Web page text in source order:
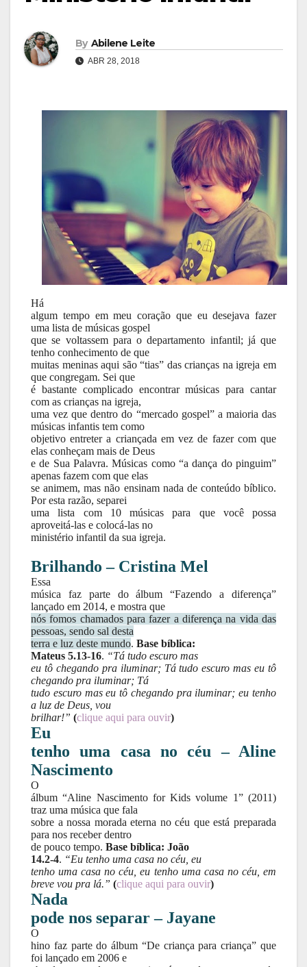
By Abilene Leite
ABR 28, 2018
Há
algum tempo em meu coração que eu desejava fazer
uma lista de músicas gospel
que se voltassem para o departamento infantil; já que
tenho conhecimento de que
muitas meninas aqui são “tias” das crianças na igreja em
que congregam. Sei que
é bastante complicado encontrar músicas para cantar
com as crianças na igreja,
uma vez que dentro do “mercado gospel” a maioria das
músicas infantis tem como
objetivo entreter a criançada em vez de fazer com que
elas conheçam mais de Deus
e de Sua Palavra. Músicas como “a dança do pinguim”
apenas fazem com que elas
se animem, mas não ensinam nada de conteúdo bíblico.
Por esta razão, separei
uma lista com 10 músicas para que você possa
aproveitá-las e colocá-las no
ministério infantil da sua igreja.
Brilhando – Cristina Mel
Essa
música faz parte do álbum “Fazendo a diferença”
lançado em 2014, e mostra que
nós fomos chamados para fazer a diferença na vida das
pessoas, sendo sal desta
terra e luz deste mundo. Base bíblica:
Mateus 5.13-16. “Tá tudo escuro mas
eu tô chegando pra iluminar; Tá tudo escuro mas eu tô
chegando pra iluminar; Tá
tudo escuro mas eu tô chegando pra iluminar; eu tenho
a luz de Deus, vou
brilhar!” (clique aqui para ouvir)
Eu
tenho uma casa no céu – Aline
Nascimento
O
álbum “Aline Nascimento for Kids volume 1” (2011)
traz uma música que fala
sobre a nossa morada eterna no céu que está preparada
para nos receber dentro
de pouco tempo. Base bíblica: João
14.2-4. “Eu tenho uma casa no céu, eu
tenho uma casa no céu, eu tenho uma casa no céu, em
breve vou pra lá.” (clique aqui para ouvir)
Nada
pode nos separar – Jayane
O
hino faz parte do álbum “De criança para criança” que
foi lançado em 2006 e